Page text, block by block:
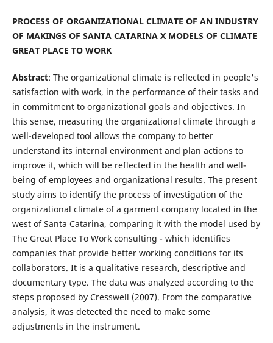
PROCESS OF ORGANIZATIONAL CLIMATE OF AN INDUSTRY
OF MAKINGS OF SANTA CATARINA X MODELS OF CLIMATE
GREAT PLACE TO WORK
Abstract: The organizational climate is reflected in people's
satisfaction with work, in the performance of their tasks and
in commitment to organizational goals and objectives. In
this sense, measuring the organizational climate through a
well-developed tool allows the company to better
understand its internal environment and plan actions to
improve it, which will be reflected in the health and well-
being of employees and organizational results. The present
study aims to identify the process of investigation of the
organizational climate of a garment company located in the
west of Santa Catarina, comparing it with the model used by
The Great Place To Work consulting - which identifies
companies that provide better working conditions for its
collaborators. It is a qualitative research, descriptive and
documentary type. The data was analyzed according to the
steps proposed by Cresswell (2007). From the comparative
analysis, it was detected the need to make some
adjustments in the instrument.